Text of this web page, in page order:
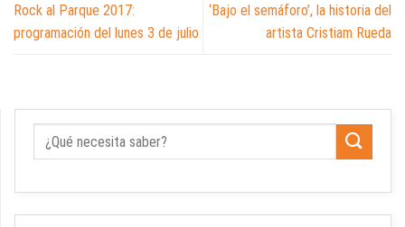
Rock al Parque 2017:
programación del lunes 3 de julio
‘Bajo el semáforo’, la historia del
artista Cristiam Rueda